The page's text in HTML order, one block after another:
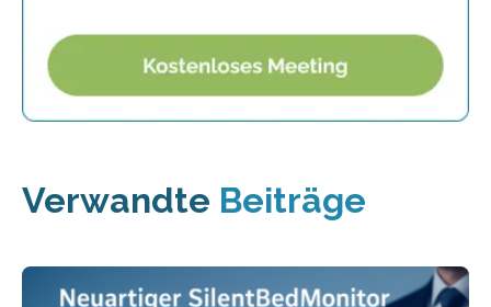
Verwandte Beiträge